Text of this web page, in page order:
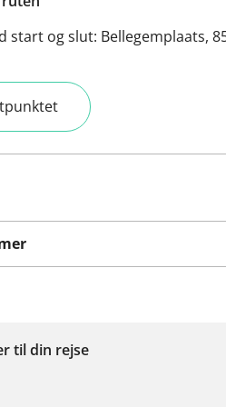
start og slut: Bellegemplaats,
til din rejse